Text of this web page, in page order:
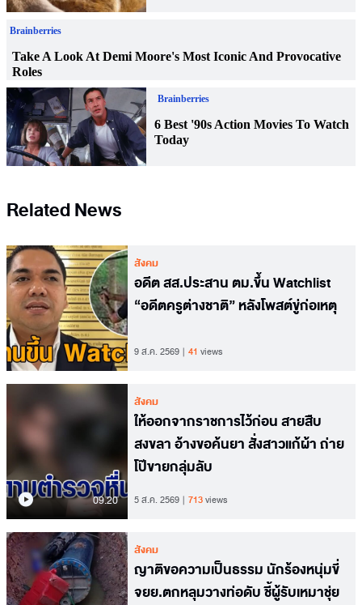
Related News
สังคม
อดีต สส.ประสาน ตม.ขึ้น Watchlist
“อดีตครูต่างชาติ” หลังโพสต์ขู่ก่อเหตุ
9 ส.ค. 2569 41 views
09.20
สังคม
ให้ออกจากราชการไว้ก่อน สายสืบ
สงขลา อ้างขอค้นยา สั่งสาวแก้ผ้า ถ่าย
โป๊ขายกลุ่มลับ
5 ส.ค. 2569 713views
สังคม
ญาติขอความเป็นธรรม นักร้องหนุ่มขี่
จยย.ตกหลุมวางท่อดับ ชี้ผู้รับเหมาชุ่ย